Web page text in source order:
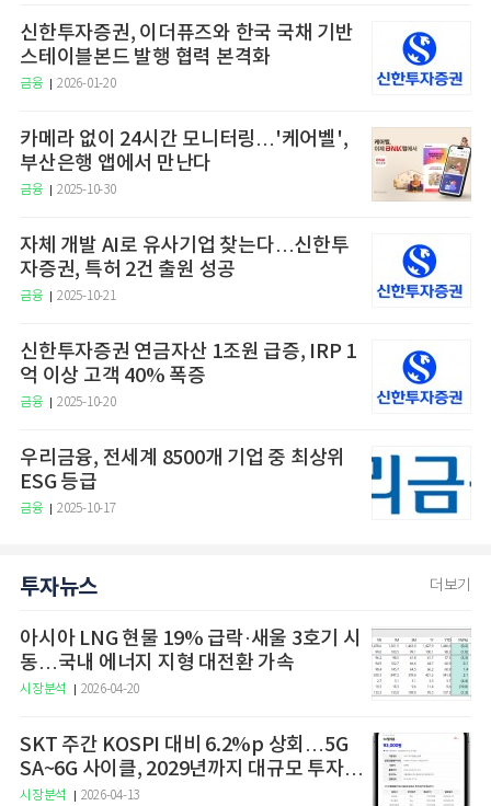
신한투자증권, 이더퓨즈와 한국 국채 기반
스테이블본드 발행 협력 본격화
금융 2026-01-20
카메라 없이 24시간 모니터링…'케어벨',
부산은행 앱에서 만난다
금융 2025-10-30
자체 개발 AI로 유사기업 찾는다…신한투
자증권, 특허 2건 출원 성공
금융 2025-10-21
신한투자증권 연금자산 1조원 급증, IRP 1
억 이상 고객 40% 폭증
금융 2025-10-20
우리금융, 전세계 8500개 기업 중 최상위
ESG 등급
금융 2025-10-17
투자뉴스 더보기
아시아 LNG 현물 19% 급락·새울 3호기 시
동…국내 에너지 지형 대전환 가속
시장분석 2026-04-20
SKT 주간 KOSPI 대비 6.2%p 상회…5G
SA~6G 사이클, 2029년까지 대규모 투자
예고
시장분석 2026-04-13